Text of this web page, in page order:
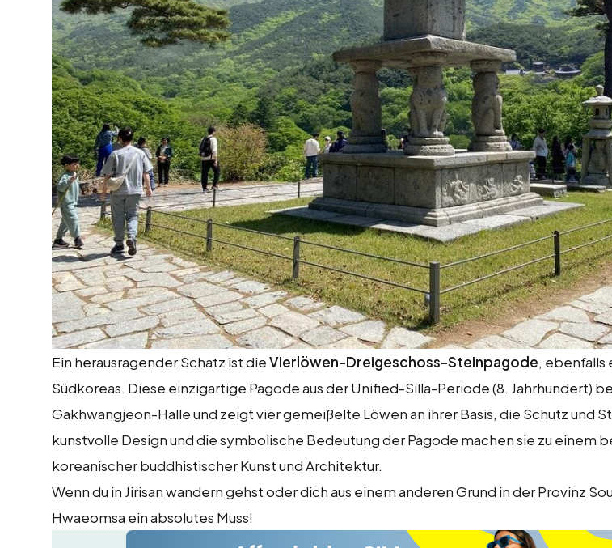
Ein herausragender Schatz ist dieVierlöwen-Dreigeschoss-Steinpagode, ebenfalls
Südkoreas. Diese einzigartige Pagode aus der Unified-Silla-Periode (8. Jahrhundert)
Gakhwangjeon-Halle und zeigt vier gemeißelte Löwen an ihrer Basis, die Schutz und
kunstvolle Design und die symbolische Bedeutung der Pagode machen sie zu einem
koreanischer buddhistischer Kunst und Architektur.
Wenn du in Jirisan wandern gehst oder dich aus einem anderen Grund in der Provinz
Hwaeomsa ein absolutes Muss!